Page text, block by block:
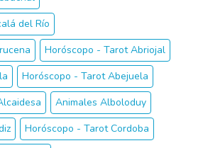
del Río
Horóscopo - Tarot Abriojal
Horóscopo - Tarot Abejuela
Animales Alboloduy
Horóscopo - Tarot Cordoba